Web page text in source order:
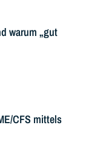
warum „gut
CFS mittels